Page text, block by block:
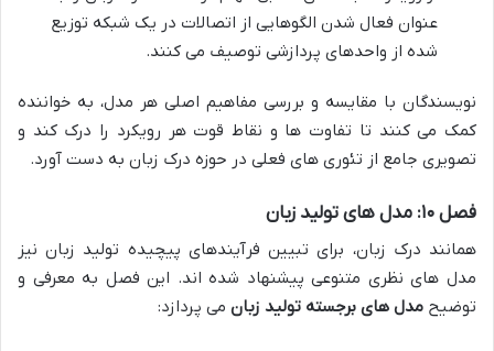
عنوان فعال شدن الگوهایی از اتصالات در یک شبکه توزیع
شده از واحدهای پردازشی توصیف می کنند.
نویسندگان با مقایسه و بررسی مفاهیم اصلی هر مدل، به خواننده
کمک می کنند تا تفاوت ها و نقاط قوت هر رویکرد را درک کند و
تصویری جامع از تئوری های فعلی در حوزه درک زبان به دست آورد.
فصل ۱۰: مدل های تولید زبان
همانند درک زبان، برای تبیین فرآیندهای پیچیده تولید زبان نیز
مدل های نظری متنوعی پیشنهاد شده اند. این فصل به معرفی و
توضیح مدل های برجسته تولید زبان می پردازد: